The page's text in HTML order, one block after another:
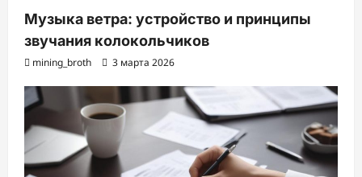
Музыка ветра: устройство и принципы
звучания колокольчиков
mining_broth 3 марта 2026